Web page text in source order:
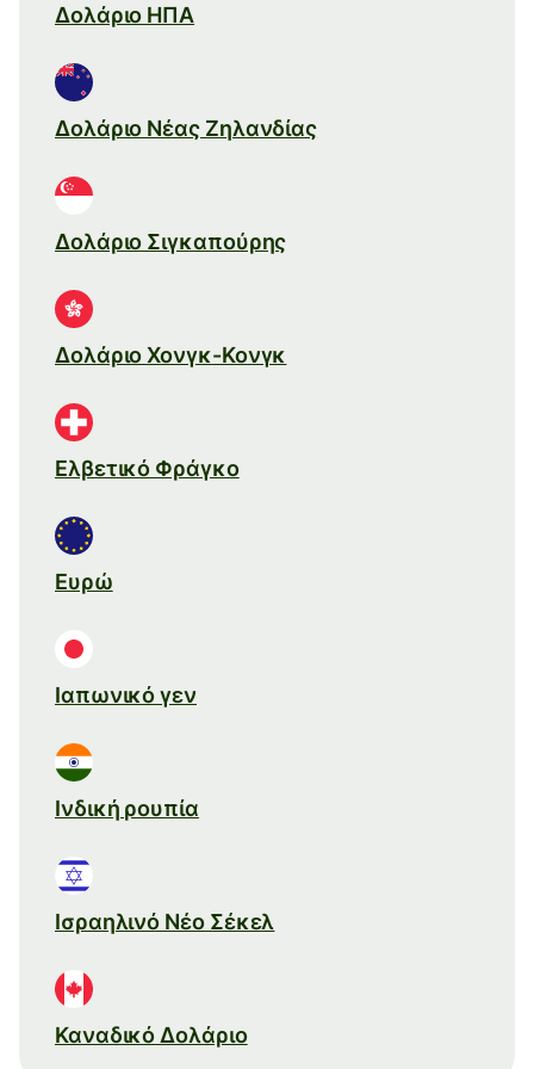
Δολάριο ΗΠΑ
Δολάριο Νέας Ζηλανδίας
Δολάριο Σιγκαπούρης
Δολάριο Χονγκ-Κονγκ
Ελβετικό Φράγκο
Ευρώ
Ιαπωνικό γεν
Ινδική ρουπία
Ισραηλινό Νέο Σέκελ
Καναδικό Δολάριο